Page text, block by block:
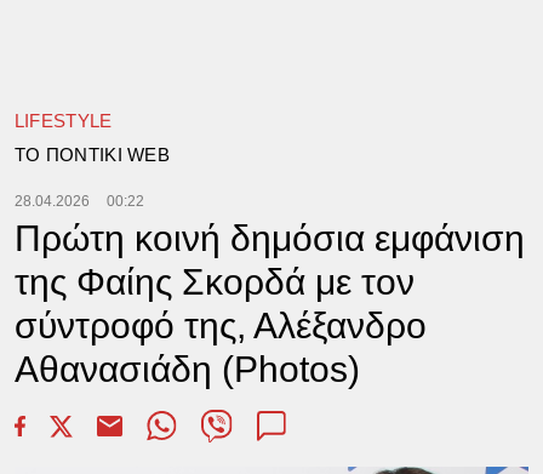
LIFESTYLE
TΟ ΠΟΝΤΙΚΙ WEB
28.04.2026 00:22
Πρώτη κοινή δημόσια εμφάνιση
της Φαίης Σκορδά με τον
σύντροφό της, Αλέξανδρο
Αθανασιάδη (Photos)